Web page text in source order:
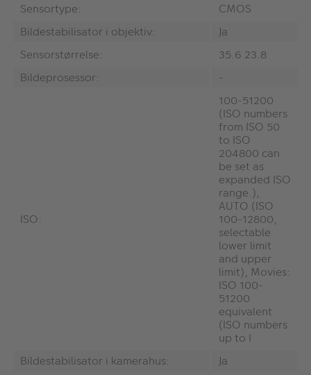
Sensortype:
CMOS
Bildestabilisator i objektiv:
Ja
Sensorstørrelse:
35.6 23.8
Bildeprosessor:
-
ISO:
100-51200
(ISO numbers
from ISO 50
to ISO
204800 can
be set as
expanded ISO
range.),
AUTO (ISO
100-12800,
selectable
lower limit
and upper
limit), Movies:
ISO 100-
51200
equivalent
(ISO numbers
up to I
Bildestabilisator i kamerahus:
Ja